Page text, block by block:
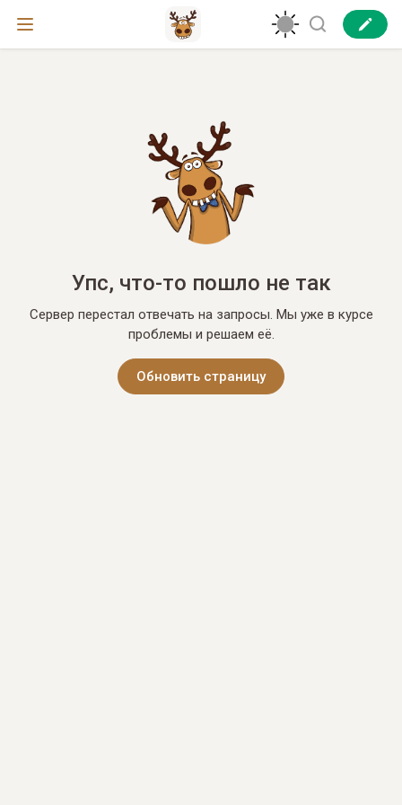
Упс, что-то пошло не так
Сервер перестал отвечать на запросы. Мы уже в курсе
проблемы и решаем её.
Обновить страницу